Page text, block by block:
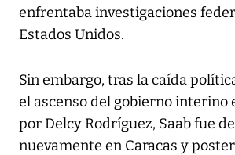
enfrentaba investigaciones
Estados Unidos.
Sin embargo, tras la caída
el ascenso del gobierno interino
por Delcy Rodríguez, Saab fue
nuevamente en Caracas y